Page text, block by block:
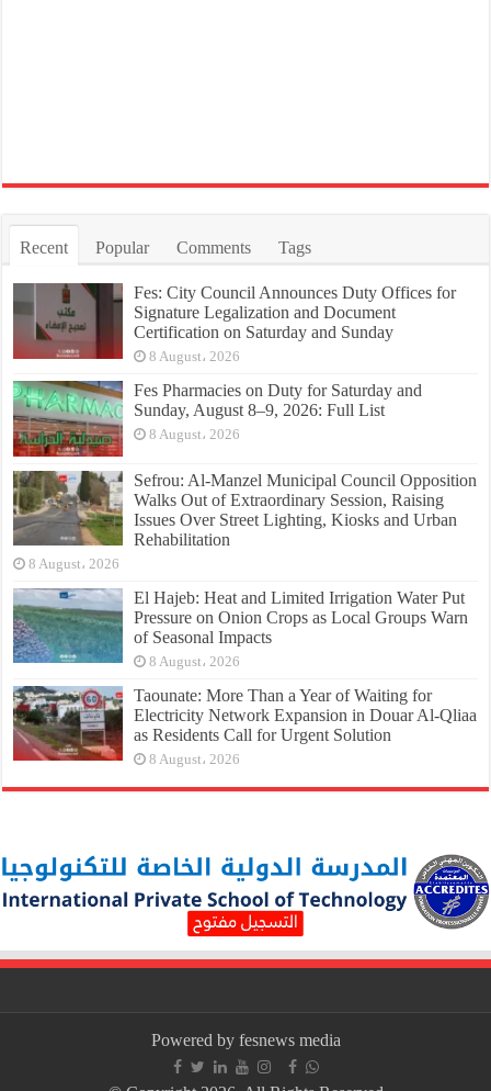
Recent Popular Comments Tags
Fes: City Council Announces Duty Offices for
Signature Legalization and Document
Certification on Saturday and Sunday
8 August، 2026
Fes Pharmacies on Duty for Saturday and
Sunday, August 8–9, 2026: Full List
8 August، 2026
Sefrou: Al-Manzel Municipal Council Opposition
Walks Out of Extraordinary Session, Raising
Issues Over Street Lighting, Kiosks and Urban
Rehabilitation
8 August، 2026
El Hajeb: Heat and Limited Irrigation Water Put
Pressure on Onion Crops as Local Groups Warn
of Seasonal Impacts
8 August، 2026
Taounate: More Than a Year of Waiting for
Electricity Network Expansion in Douar Al-Qliaa
as Residents Call for Urgent Solution
8 August، 2026
Powered by fesnews media